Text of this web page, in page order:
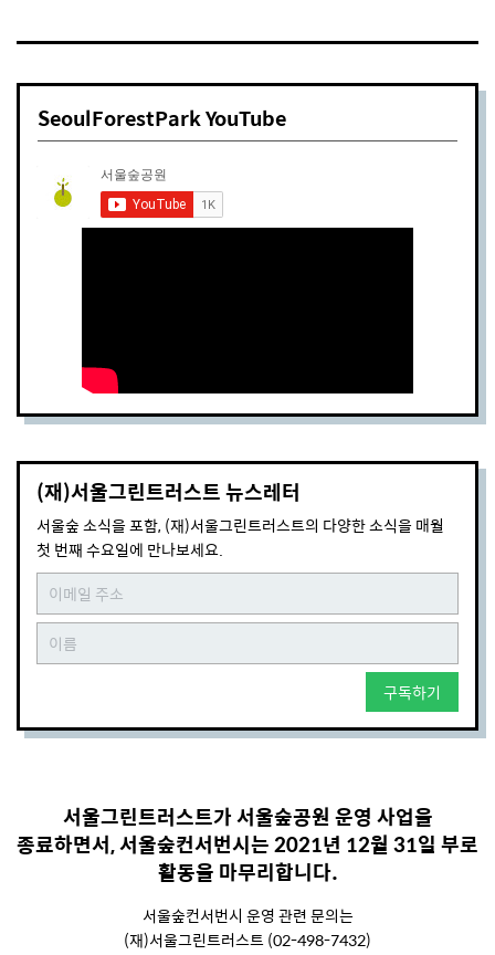
SeoulForestPark YouTube
(재)서울그린트러스트 뉴스레터
서울숲 소식을 포함, (재)서울그린트러스트의 다양한 소식을 매월
첫 번째 수요일에 만나보세요.
구독하기
서울그린트러스트가 서울숲공원 운영 사업을
종료하면서, 서울숲컨서번시는 2021년 12월 31일 부로
활동을 마무리합니다.
서울숲컨서번시 운영 관련 문의는
(재)서울그린트러스트 (02-498-7432)